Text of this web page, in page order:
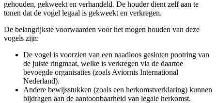
gehouden, gekweekt en verhandeld. De houder dient zelf aan te
tonen dat de vogel legaal is gekweekt en verkregen.
De belangrijkste voorwaarden voor het mogen houden van deze
vogels zijn:
De vogel is voorzien van een naadloos gesloten pootring van
de juiste ringmaat, welke is verkregen via de daartoe
bevoegde organisaties (zoals Aviornis International
Nederland).
Andere bewijsstukken (zoals een herkomstverklaring) kunnen
bijdragen aan de aantoonbaarheid van legale herkomst.